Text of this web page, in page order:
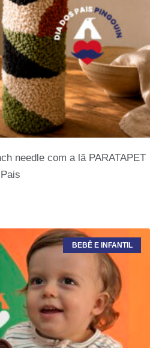
needle com a lã PARATAPET
BEBÊ E INFANTIL